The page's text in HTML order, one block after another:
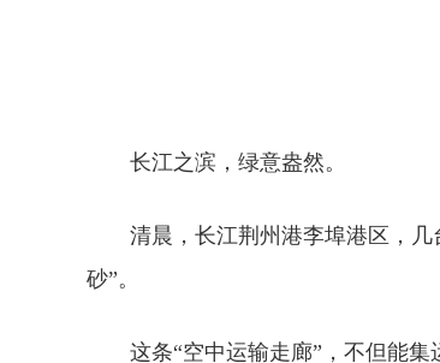
长江之滨，绿意盎然。
清晨，长江荆州港李埠港区，
砂”。
这条“空中运输走廊”，不但能